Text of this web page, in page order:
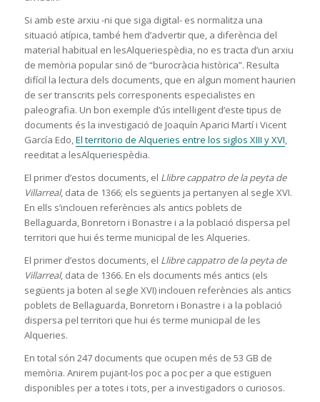
Si amb este arxiu -ni que siga digital- es normalitza una
situació atípica, també hem d’advertir que, a diferència del
material habitual en lesAlqueriespèdia, no es tracta d’un arxiu
de memòria popular sinó de “burocràcia històrica”. Resulta
difícil la lectura dels documents, que en algun moment haurien
de ser transcrits pels corresponents especialistes en
paleografia. Un bon exemple d’ús intel·ligent d’este tipus de
documents és la investigació de Joaquín Aparici Martí i Vicent
García Edo,El territorio de Alqueries entre los siglos XIII y XVI,
reeditat a lesAlqueriespèdia.
El primer d’estos documents, el Llibre cappatro de la peyta de
Villarreal, data de 1366; els següents ja pertanyen al segle XVI.
En ells s’inclouen referències als antics poblets de
Bellaguarda, Bonretorn i Bonastre i a la població dispersa pel
territori que hui és terme municipal de les Alqueries.
El primer d’estos documents, el Llibre cappatro de la peyta de
Villarreal, data de 1366. En els documents més antics (els
següents ja boten al segle XVI) inclouen referències als antics
poblets de Bellaguarda, Bonretorn i Bonastre i a la població
dispersa pel territori que hui és terme municipal de les
Alqueries.
En total són 247 documents que ocupen més de 53 GB de
memòria. Anirem pujant-los poc a poc per a que estiguen
disponibles per a totes i tots, per a investigadors o curiosos.